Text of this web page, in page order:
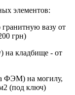
элементов:
вазу от
грн)
на кладбище - от
ФЭМ) на могилу,
(под ключ)